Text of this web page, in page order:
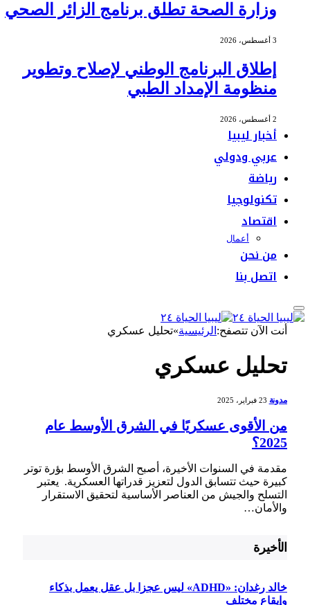
وزارة الصحة تطلق برنامج الزائر الصحي
إطلاق البرنامج الوطني لإصلاح وتطوير
منظومة الإمداد الطبي
أخبار ليبيا
عربي ودولي
رياضة
تكنولوجيا
اقتصاد
أعمال
من نحن
اتصل بنا
أنت الآن تتصفح:الرئيسية»تحليل عسكري
تحليل عسكري
مدونة 23 فبراير، 2025
من الأقوى عسكريًا في الشرق الأوسط عام
2025؟
مقدمة في السنوات الأخيرة، أصبح⁤ الشرق الأوسط بؤرة توتر
⁣كبيرة حيث ⁣تتسابق الدول لتعزيز قدراتها العسكرية. ⁣ يعتبر
التسلح والجيش من العناصر الأساسية لتحقيق الاستقرار
والأمان…
الأخيرة
خالد رغدان: «ADHD» ليس عجزا بل عقل يعمل بذكاء
وإيقاع مختلف